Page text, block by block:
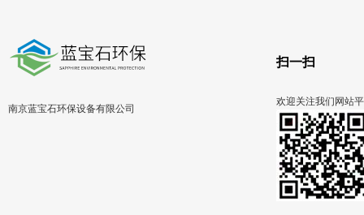
南京蓝宝石环保设备有限公司
扫一扫
欢迎关注我们网站